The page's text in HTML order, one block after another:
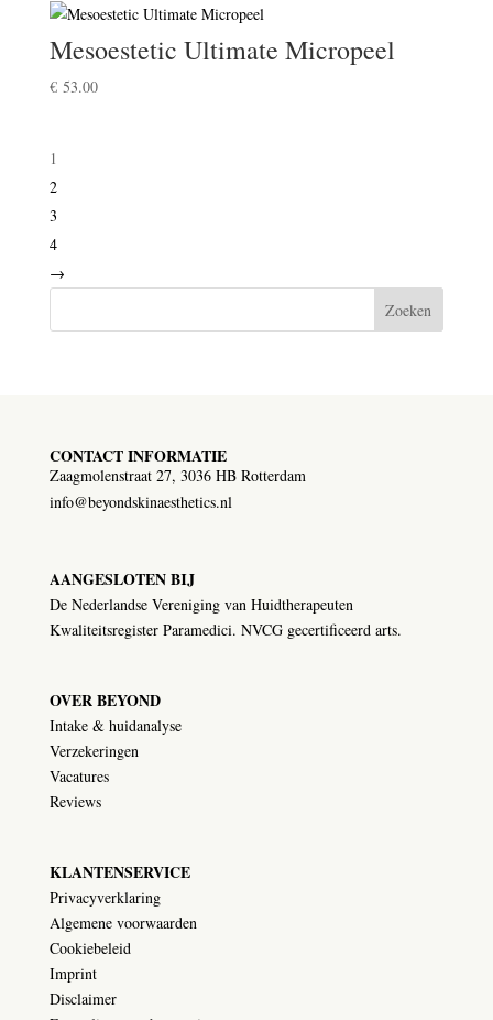
Mesoestetic Ultimate Micropeel
€53.00
1
2
3
4
→
Zoeken
CONTACT INFORMATIE
Zaagmolenstraat 27, 3036 HB Rotterdam
info@beyondskinaesthetics.nl
AANGESLOTEN BIJ
De Nederlandse Vereniging van Huidtherapeuten
Kwaliteitsregister Paramedici. NVCG gecertificeerd arts.
OVER BEYOND
Intake & huidanalyse
Verzekeringen
Vacatures
Reviews
KLANTENSERVICE
Privacyverklaring
Algemene voorwaarden
Cookiebeleid
Imprint
Disclaimer